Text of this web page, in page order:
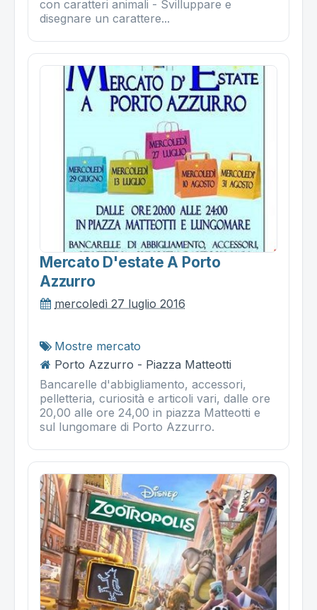
con caratteri animali - Svilluppare e
disegnare un carattere...
Mercato D'estate A Porto
Azzurro
mercoledì 27 luglio 2016
Mostre mercato
Porto Azzurro - Piazza Matteotti
Bancarelle d'abbigliamento, accessori,
pelletteria, curiosità e articoli vari, dalle ore
20,00 alle ore 24,00 in piazza Matteotti e
sul lungomare di Porto Azzurro.